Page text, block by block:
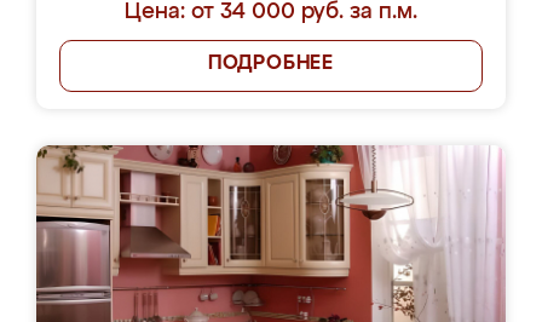
Цена: от 34 000 руб. за п.м.
ПОДРОБНЕЕ